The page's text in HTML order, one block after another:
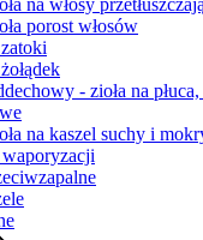
na włosy
porost włosów
- zioła na
na kaszel suchy i
waporyzacji